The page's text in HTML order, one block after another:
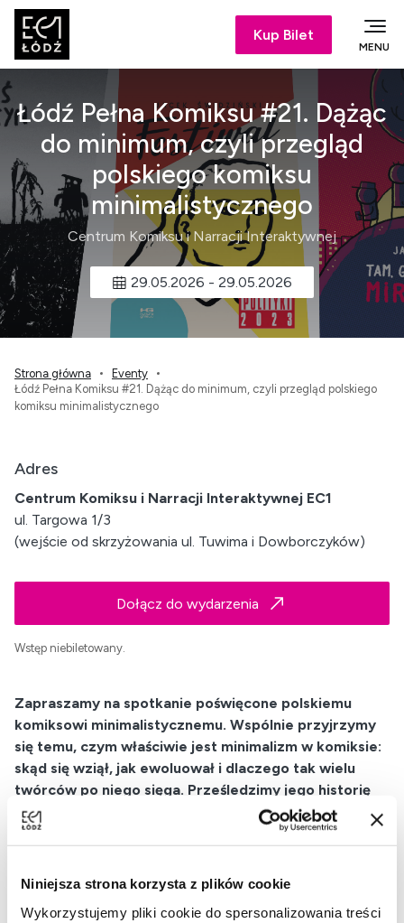
Niniejsza strona korzysta z plików cookie
Wykorzystujemy pliki cookie do spersonalizowania treści
Kup Bilet
MENU
Łódź Pełna Komiksu #21. Dążąc
do minimum, czyli przegląd
polskiego komiksu
minimalistycznego
Centrum Komiksu i Narracji Interaktywnej
29.05.2026 - 29.05.2026
Strona główna
Eventy
Łódź Pełna Komiksu #21. Dążąc do minimum, czyli przegląd polskiego
komiksu minimalistycznego
Zapraszamy na spotkanie poświęcone polskiemu
komiksowi minimalistycznemu. Wspólnie przyjrzymy
się temu, czym właściwie jest minimalizm w komiksie:
skąd się wziął, jak ewoluował i dlaczego tak wielu
twórców po niego sięga. Prześledzimy jego historię
na gruncie polskim oraz przyjrzymy się współczesnym
autorom, którzy dziś najciekawiej eksplorują tę
W trakcie spotkania poruszymy m.in. następujące pytania:
Adres
Centrum Komiksu i Narracji Interaktywnej EC1
ul. Targowa 1/3
(wejście od skrzyżowania ul. Tuwima i Dowborczyków)
Dołącz do wydarzenia
Wstęp niebiletowany.